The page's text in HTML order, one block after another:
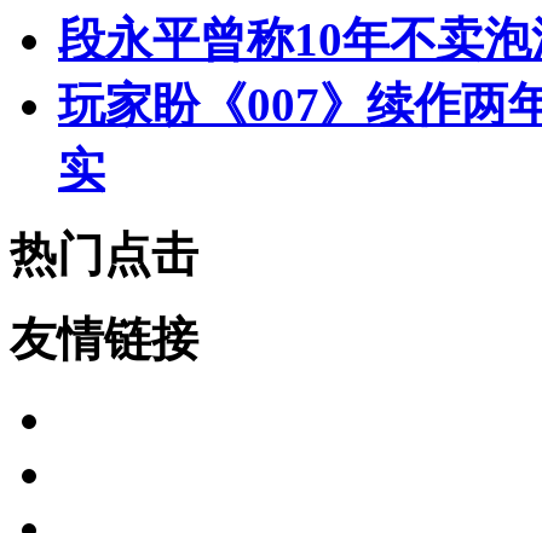
段永平曾称10年不卖
玩家盼《007》续作两
实
热门点击
友情链接